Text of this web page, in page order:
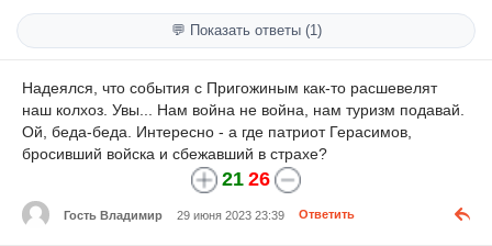
💬 Показать ответы (1)
Надеялся, что события с Пригожиным как-то расшевелят
наш колхоз. Увы... Нам война не война, нам туризм подавай.
Ой, беда-беда. Интересно - а где патриот Герасимов,
бросивший войска и сбежавший в страхе?
21 26
Гость Владимир 29 июня 2023 23:39 Ответить